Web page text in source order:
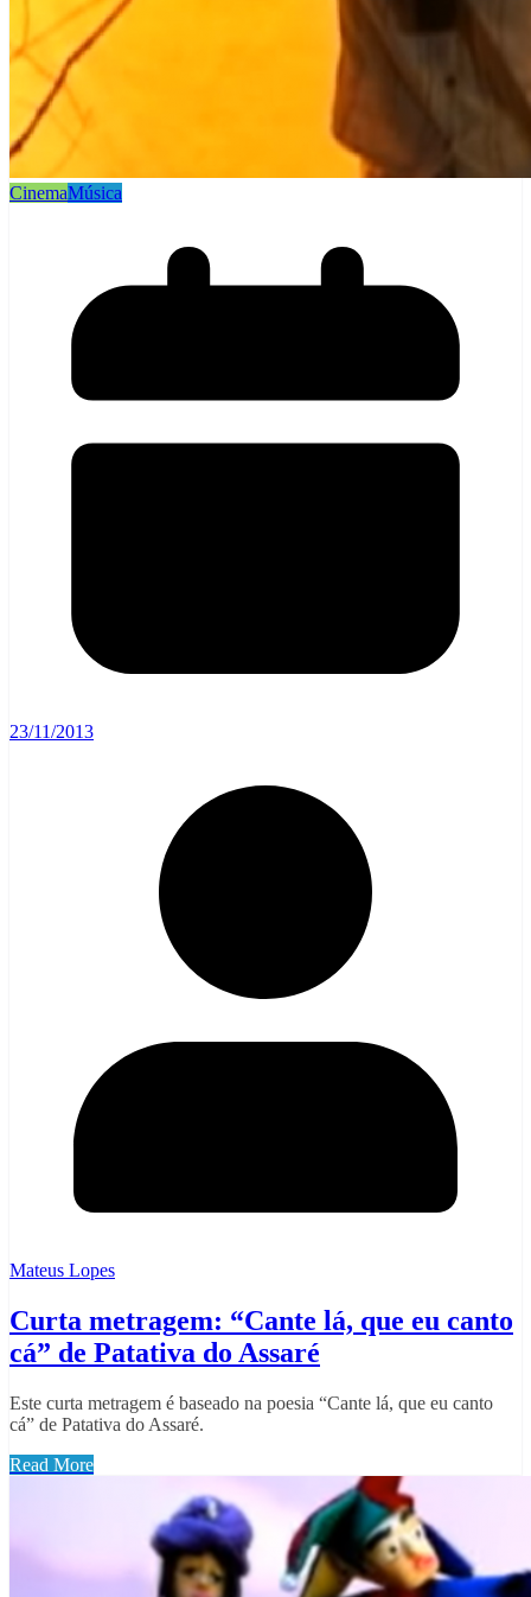
CinemaMúsica
23/11/2013
Mateus Lopes
Curta metragem: “Cante lá, que eu canto
cá” de Patativa do Assaré
Este curta metragem é baseado na poesia “Cante lá, que eu canto
cá” de Patativa do Assaré.
Read More